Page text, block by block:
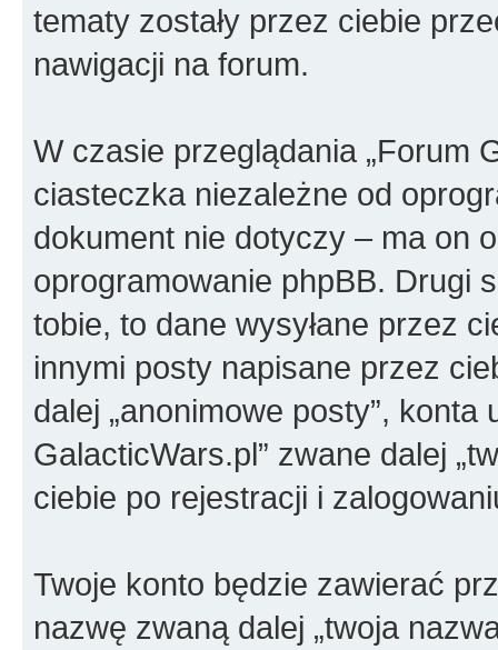
tematy zostały przez ciebie
nawigacji na forum.
W czasie przeglądania „Forum
ciasteczka niezależne od
dokument nie dotyczy – ma on
oprogramowanie phpBB. Drugi
tobie, to dane wysyłane przez
innymi posty napisane przez
dalej „anonimowe posty”, konta
GalacticWars.pl” zwane dalej
ciebie po rejestracji i
Twoje konto będzie zawierać
nazwę zwaną dalej „twoja